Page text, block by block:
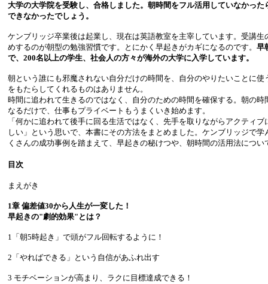
大学の大学院を受験し、合格しました。朝時間をフル活用していなかった
できなかったでしょう。
ケンブリッジ卒業後は起業し、現在は英語教室を主宰しています。受講生
めするのが朝型の勉強習慣です。とにかく早起きがカギになるのです。 早
で、200名以上の学生、社会人の方々が海外の大学に入学しています。
朝という誰にも邪魔されない自分だけの時間を、自分のやりたいことに使
をもたらしてくれるものはありません。
時間に追われて生きるのではなく、自分のための時間を確保する。朝の時
なるだけで、仕事もプライベートもうまくいき始めます。
「何かに追われて後手に回る生活ではなく、先手を取りながらアクティ
しい」という思いで、本書にその方法をまとめました。ケンブリッジで
くさんの成功事例を踏まえて、早起きの秘けつや、朝時間の活用法につ
目次
まえがき
1章 偏差値30から人生が一変した！
早起きの"劇的効果"とは？
1「朝5時起き」で頭がフル回転するように！
2「やればできる」という自信があふれ出す
3 モチベーションが高まり、ラクに目標達成できる！